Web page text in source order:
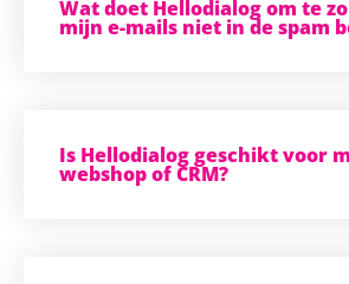
Wat doet Hellodialog om te
mijn e-mails niet in de spam
Is Hellodialog geschikt voor
webshop of CRM?